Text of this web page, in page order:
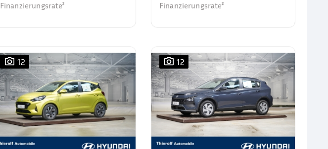
Finanzierungsrate²
Finanzierungsrate²
12 12